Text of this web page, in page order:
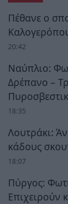
Πέθανε ο
20:42
Ναύπλιο:
Δρέπανο –
18:35
Λουτράκι:
κάδους
18:07
Πύργος:
Επιχειρούν